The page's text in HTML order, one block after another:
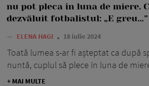
nu pot pleca în luna de miere.
dezvăluit fotbalistul: „E greu…”
— ELENA HAGI 18 iulie 2024
Toată lumea s-ar fi așteptat ca după
nuntă, cuplul să plece în luna de
+ MAI MULTE